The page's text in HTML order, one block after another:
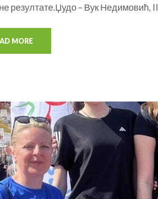
резултате.Џудо – Вук Недимовић,
MORE